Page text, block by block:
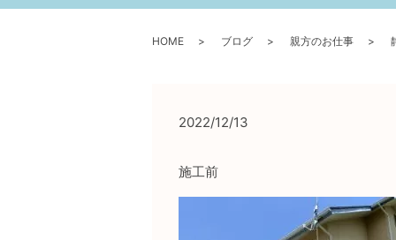
HOME ブログ 親方のお仕事
2022/12/13
施工前